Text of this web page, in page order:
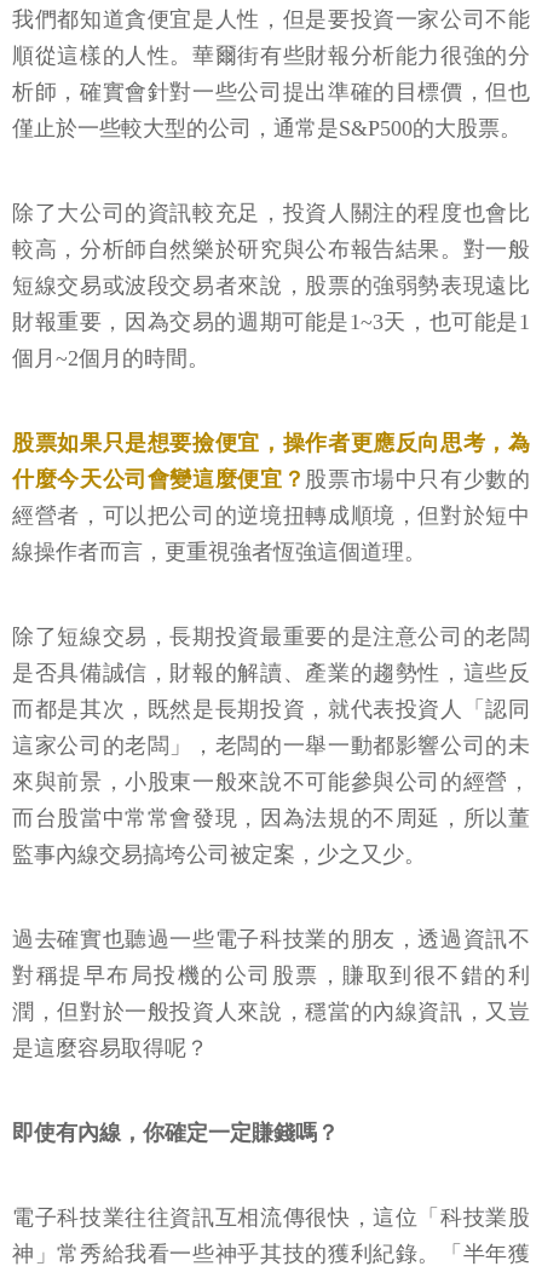
我們都知道貪便宜是人性，但是要投資一家公司不能
順從這樣的人性。華爾街有些財報分析能力很強的分
析師，確實會針對一些公司提出準確的目標價，但也
僅止於一些較大型的公司，通常是S&P500的大股票。
除了大公司的資訊較充足，投資人關注的程度也會比
較高，分析師自然樂於研究與公布報告結果。對一般
短線交易或波段交易者來說，股票的強弱勢表現遠比
財報重要，因為交易的週期可能是1~3天，也可能是1
個月~2個月的時間。
股票如果只是想要撿便宜，操作者更應反向思考，為
什麼今天公司會變這麼便宜？ 股票市場中只有少數的
經營者，可以把公司的逆境扭轉成順境，但對於短中
線操作者而言，更重視強者恆強這個道理。
除了短線交易，長期投資最重要的是注意公司的老闆
是否具備誠信，財報的解讀、產業的趨勢性，這些反
而都是其次，既然是長期投資，就代表投資人「認同
這家公司的老闆」，老闆的一舉一動都影響公司的未
來與前景，小股東一般來說不可能參與公司的經營，
而台股當中常常會發現，因為法規的不周延，所以董
監事內線交易搞垮公司被定案，少之又少。
過去確實也聽過一些電子科技業的朋友，透過資訊不
對稱提早布局投機的公司股票，賺取到很不錯的利
潤，但對於一般投資人來說，穩當的內線資訊，又豈
是這麼容易取得呢？
即使有內線，你確定一定賺錢嗎？
電子科技業往往資訊互相流傳很快，這位「科技業股
神」常秀給我看一些神乎其技的獲利紀錄。「半年獲